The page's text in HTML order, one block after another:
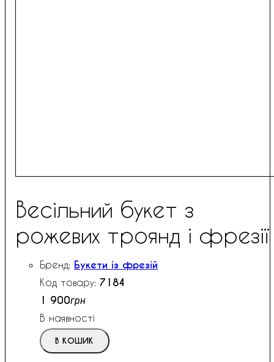
Весільний букет з
рожевих троянд і фрезії
Букети із фрезій
7184
1 900грн
В наявності
В КОШИК